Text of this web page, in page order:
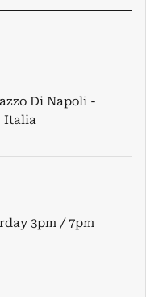
Di Napoli -
Italia
3pm / 7pm